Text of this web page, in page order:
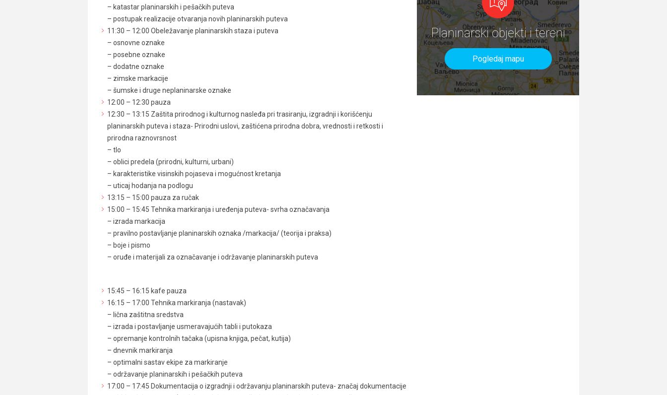
– katastar planinarskih i pešačkih puteva
– postupak realizacije otvaranja novih planinarskih puteva
11:30 – 12:00 Obeležavanje planinarskih staza i puteva
– osnovne oznake
– posebne oznake
– dodatne oznake
– zimske markacije
– šumske i druge neplaninarske oznake
12:00 – 12:30 pauza
12:30 – 13:15 Zaštita prirodnog i kulturnog nasleđa pri trasiranju, izgradnji i korišćenju
planinarskih puteva i staza- Prirodni uslovi, zaštićena prirodna dobra, vrednosti i retkosti i
prirodna raznovrsnost
– tlo
– oblici predela (prirodni, kulturni, urbani)
– karakteristike visinskih pojaseva i mogućnost kretanja
– uticaj hodanja na podlogu
13:15 – 15:00 pauza za ručak
15:00 – 15:45 Tehnika markiranja i uređenja puteva- svrha označavanja
– izrada markacija
– pravilno postavljanje planinarskih oznaka /markacija/ (teorija i praksa)
– boje i pismo
– oruđe i materijali za označavanje i održavanje planinarskih puteva
15:45 – 16:15 kafe pauza
16:15 – 17:00 Tehnika markiranja (nastavak)
– lična zaštitna sredstva
– izrada i postavljanje usmeravajućih tabli i putokaza
– opremanje kontrolnih tačaka (upisna knjiga, pečat, kutija)
– dnevnik markiranja
– optimalni sastav ekipe za markiranje
– održavanje planinarskih i pešačkih puteva
17:00 – 17:45 Dokumentacija o izgradnji i održavanju planinarskih puteva- značaj dokumentacije
Planinarski objekti i tereni
Pogledaj mapu